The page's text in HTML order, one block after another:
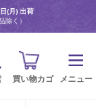
(月) 出荷
除く）
買い物カゴ メニュー